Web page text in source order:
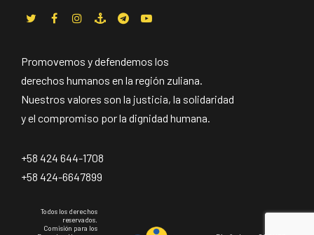
Promovemos y defendemos los
derechos humanos en la región zuliana.
Nuestros valores son la justicia, la solidaridad
y el compromiso por la dignidad humana.
+58 424 644-1708
+58 424-6647899
Todos los derechos
reservados.
Comisión para los